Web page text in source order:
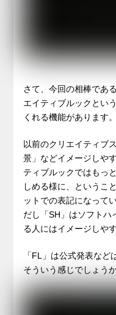
さて、今回の相棒であ
エイティブルックとい
くれる機能があります
以前のクリエイティブ
景」などイメージしや
ティブルックではもっ
しめる様に、というこ
ットでの表記になって
だし「SH」はソフトハ
る人にはイメージしや
「FL」は公式発表な
そういう感じでしょうか